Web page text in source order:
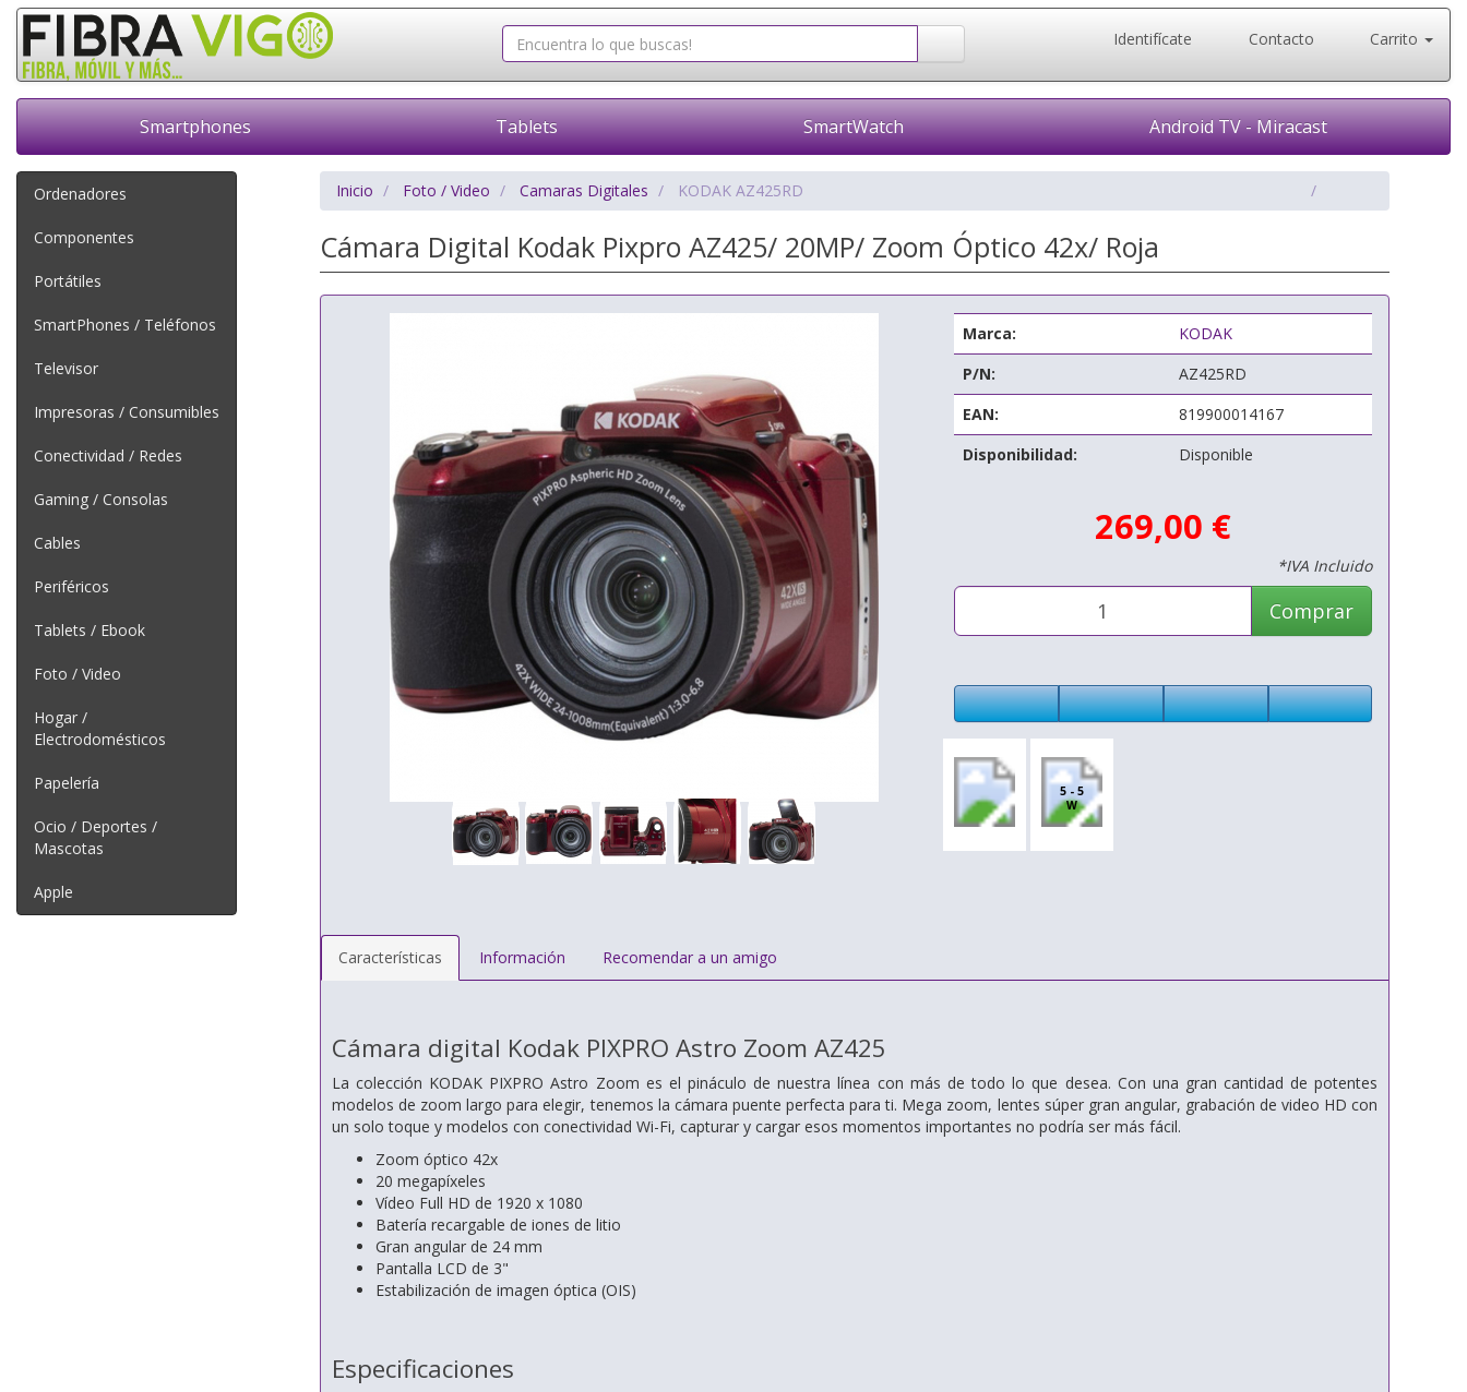
Identifícate Contacto Carrito
Smartphones Tablets SmartWatch Android TV - Miracast
Ordenadores
Componentes
Portátiles
SmartPhones / Teléfonos
Televisor
Impresoras / Consumibles
Conectividad / Redes
Gaming / Consolas
Cables
Periféricos
Tablets / Ebook
Foto / Video
Hogar /
Electrodomésticos
Papelería
Ocio / Deportes /
Mascotas
Apple
Inicio Foto / Video Camaras Digitales KODAK AZ425RD
Cámara Digital Kodak Pixpro AZ425/ 20MP/ Zoom Óptico 42x/ Roja
Marca:
KODAK
P/N:
AZ425RD
EAN:
819900014167
Disponibilidad:
Disponible
269,00 €
*IVA Incluido
Comprar
5 - 5
W
Características Información Recomendar a un amigo
Cámara digital Kodak PIXPRO Astro Zoom AZ425
La colección KODAK PIXPRO Astro Zoom es el pináculo de nuestra línea con más de todo lo que desea. Con una gran cantidad de potentes
modelos de zoom largo para elegir, tenemos la cámara puente perfecta para ti. Mega zoom, lentes súper gran angular, grabación de video HD con
un solo toque y modelos con conectividad Wi-Fi, capturar y cargar esos momentos importantes no podría ser más fácil.
Zoom óptico 42x
20 megapíxeles
Vídeo Full HD de 1920 x 1080
Batería recargable de iones de litio
Gran angular de 24 mm
Pantalla LCD de 3"
Estabilización de imagen óptica (OIS)
Especificaciones